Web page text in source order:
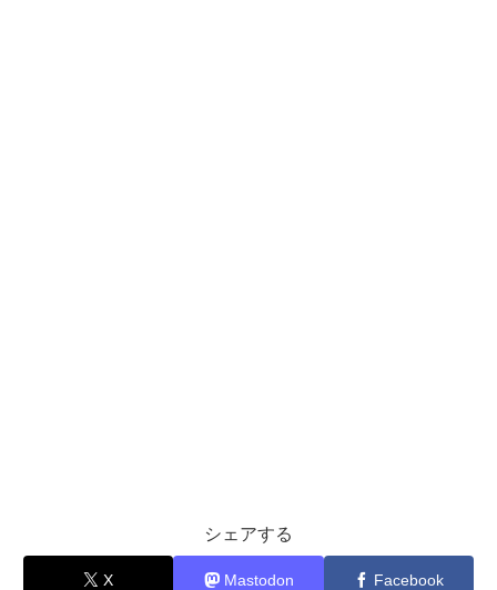
シェアする
X Mastodon Facebook